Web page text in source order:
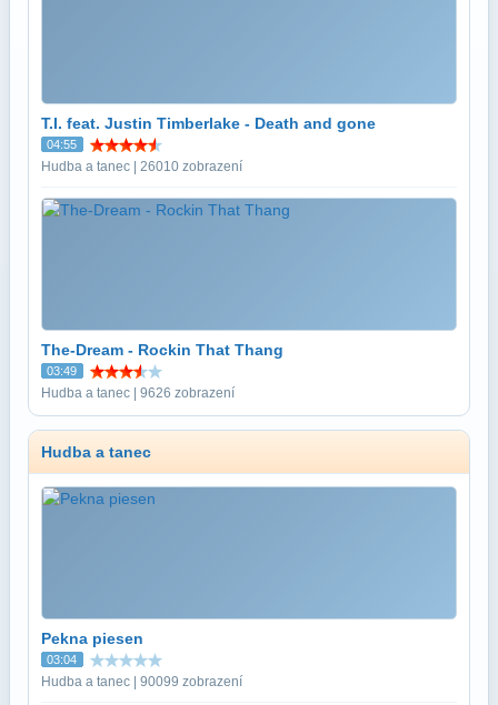
T.I. feat. Justin Timberlake - Death and gone
04:55
Hudba a tanec | 26010 zobrazení
The-Dream - Rockin That Thang
03:49
Hudba a tanec | 9626 zobrazení
Hudba a tanec
Pekna piesen
03:04
Hudba a tanec | 90099 zobrazení